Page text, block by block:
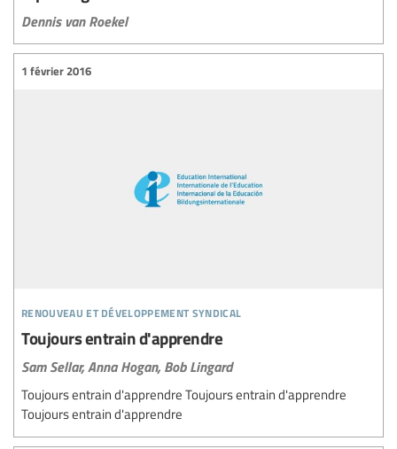
Dennis van Roekel
renouveau et développement syndical
1 février 2016
Toujours entrain d'apprendre
Sam Sellar,Anna Hogan, Bob Lingard
Toujours entrain d'apprendre Toujours entrain d'apprendre
Toujours entrain d'apprendre